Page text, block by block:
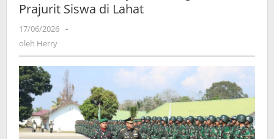
365
Calon
Prajurit
Siswa
di
Lahat
Prajurit Siswa di Lahat
17/06/2026 oleh
-
oleh Herry